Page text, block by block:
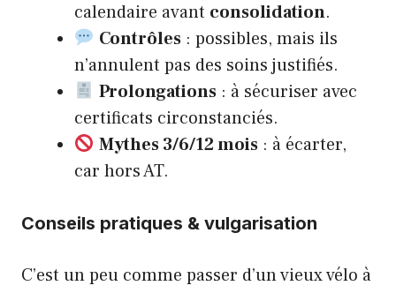
calendaire avant consolidation.
Contrôles: possibles, mais ils
n’annulent pas des soins justifiés.
Prolongations: à sécuriser avec
certificats circonstanciés.
Mythes 3/6/12 mois: à écarter,
car hors AT.
Conseils pratiques & vulgarisation
C’est un peu comme passer d’un vieux vélo à